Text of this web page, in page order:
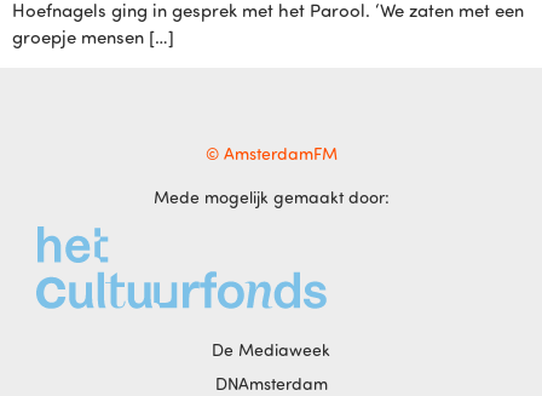
Hoefnagels ging in gesprek met het Parool. ‘We zaten met een
groepje mensen […]
© AmsterdamFM
Mede mogelijk gemaakt door:
De Mediaweek
DNAmsterdam